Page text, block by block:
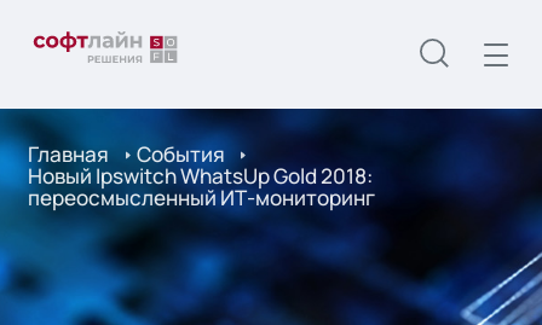
Главная События
Новый Ipswitch WhatsUp Gold 2018:
переосмысленный ИТ-мониторинг